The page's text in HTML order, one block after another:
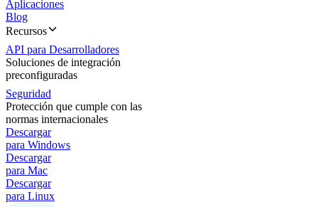
Aplicaciones
Blog
Recursos
API para Desarrolladores
Soluciones de integración
preconfiguradas
Seguridad
Protección que cumple con las
normas internacionales
Descargar
para Windows
Descargar
para Mac
Descargar
para Linux